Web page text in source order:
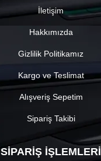
İletişim
Hakkımızda
Gizlilik Politikamız
Kargo ve Teslimat
Alışveriş Sepetim
Sipariş Takibi
SİPARİŞ İŞLEMLERİ